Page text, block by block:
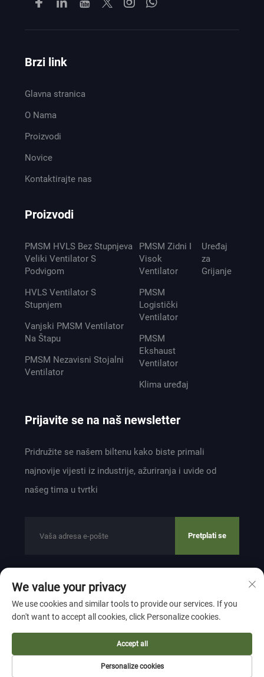
Brzi link
Glavna stranica
O Nama
Proizvodi
Novice
Kontaktirajte nas
Proizvodi
PMSM HVLS Bez Stupnjeva
Veliki Ventilator S
Podvigom
HVLS Ventilator S
Stupnjem
Vanjski PMSM Ventilator
Na Štapu
PMSM Nezavisni Stojalni
Ventilator
PMSM Zidni I
Visok
Ventilator
PMSM
Logistički
Ventilator
PMSM
Ekshaust
Ventilator
Klima uređaj
Uređaj
za
Grijanje
Prijavite se na naš newsletter
Pridružite se našem biltenu kako biste primali
najnovije vijesti iz industrije, ažuriranja i uvide od
našeg tima u tvrtki
Pretplati se
Autorsko pravo © 2024 by ZHEJIANG WEIYU VENTILATION
ELECTROMECHANICAL CO.,LTD
Pravila o privatnosti
Vrati se na vrh
We value your privacy
We use cookies and similar tools to provide our services. If you
don't want to accept all cookies, click Personalize cookies.
Personalize cookies
Accept all